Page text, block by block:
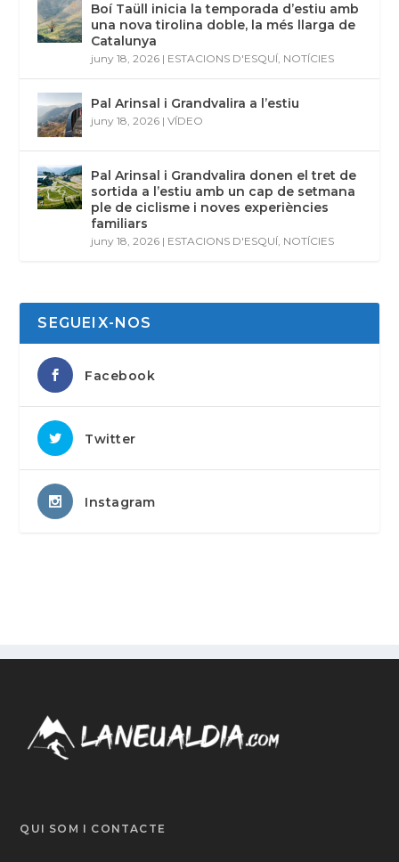
Boí Taüll inicia la temporada d’estiu amb
una nova tirolina doble, la més llarga de
Catalunya
juny 18, 2026 | ESTACIONS D'ESQUÍ, NOTÍCIES
Pal Arinsal i Grandvalira a l’estiu
juny 18, 2026 |VÍDEO
Pal Arinsal i Grandvalira donen el tret de
sortida a l’estiu amb un cap de setmana
ple de ciclisme i noves experiències
familiars
juny 18, 2026 | ESTACIONS D'ESQUÍ, NOTÍCIES
SEGUEIX-NOS
Facebook
Twitter
Instagram
QUI SOM I CONTACTE